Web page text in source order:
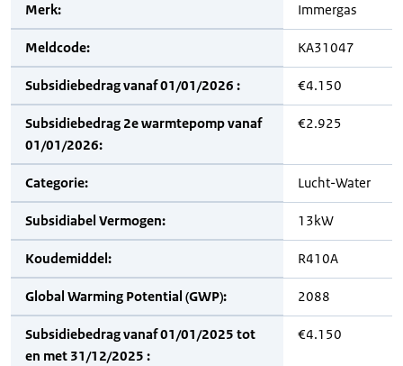
Merk: Immergas
Meldcode: KA31047
Subsidiebedrag vanaf 01/01/2026 : €4.150
Subsidiebedrag 2e warmtepomp vanaf
01/01/2026:
€2.925
Categorie: Lucht-Water
Subsidiabel Vermogen: 13kW
Koudemiddel: R410A
Global Warming Potential (GWP): 2088
Subsidiebedrag vanaf 01/01/2025 tot
en met 31/12/2025 :
€4.150